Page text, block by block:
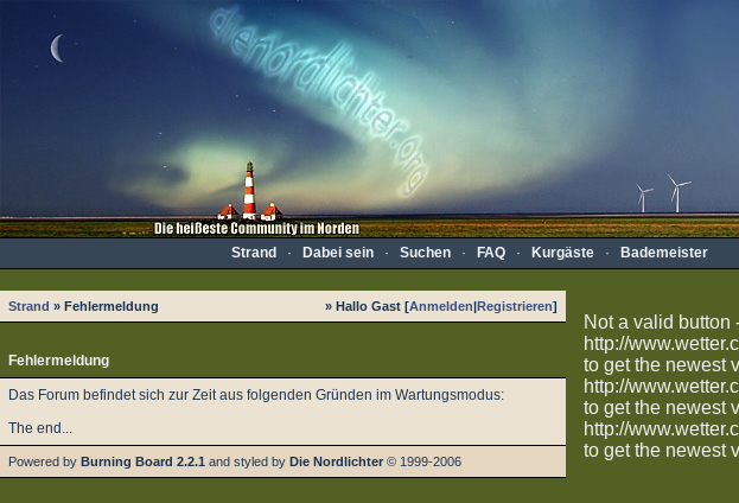
Strand · Dabei sein· Suchen· FAQ· Kurgäste· Bademeister
Strand » Fehlermeldung » Hallo Gast [Anmelden|Registrieren]
Fehlermeldung
Das Forum befindet sich zur Zeit aus folgenden Gründen im Wartungsmodus:
The end...
Powered by Burning Board 2.2.1 and styled by Die Nordlichter © 1999-2006
Not a valid button
http://
to get the newest
http://
to get the newest
http://
to get the newest